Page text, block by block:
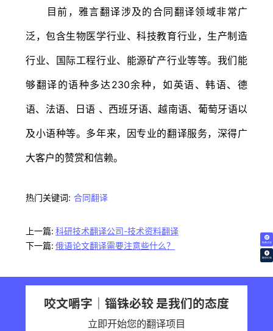
免费试译
翻译价格
目前，雅言翻译涉及的合同翻译领域非常广
泛，包含生物医学行业、科技教育行业，生产制造
行业、国际工程行业、能源矿产行业等等。我们能
够翻译的语种多达230余种，如英语、韩语、德
语、法语、日语 、西班牙语、越南语、葡萄牙语以
及小语种等。多年来，因专业的翻译服务，深得广
大客户的赞赏和信赖。
热门关键词: 合同翻译
上一篇: 科研技术翻译公司-技术资料翻译
下一篇: 俄语论文翻译需要注意些什么？
咬文嚼字｜锱铢必较 是我们的态度
立即开始您的翻译项目